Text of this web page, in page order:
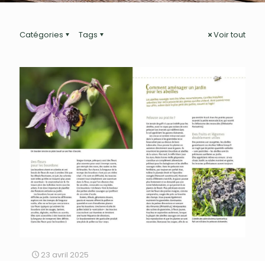
Catégories Tags Voir tout
23 avril 2025